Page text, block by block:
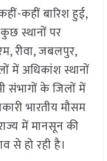
कहीं बारिश हुई,
स्थानों पर
रीवा, जबलपुर,
में अधिकांश स्थानों
संभागों के जिलों में
भारतीय मौसम
में मानसून की
से हो रही है।